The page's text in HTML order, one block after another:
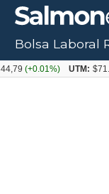
Bolsa Laboral
UTM: $71.649